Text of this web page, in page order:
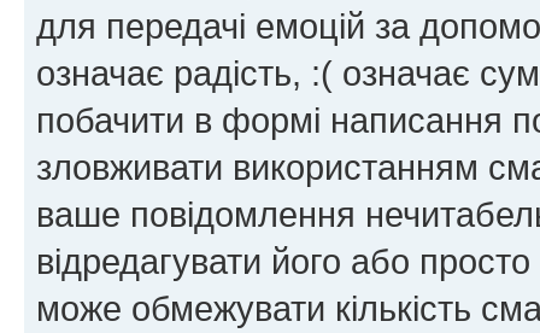
для передачі емоцій за
означає радість, :( означає
побачити в формі написання
зловживати використанням
ваше повідомлення
відредагувати його або
може обмежувати кількість